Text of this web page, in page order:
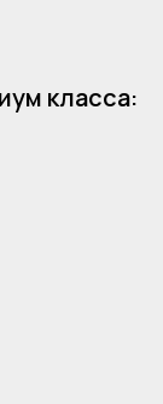
класса: